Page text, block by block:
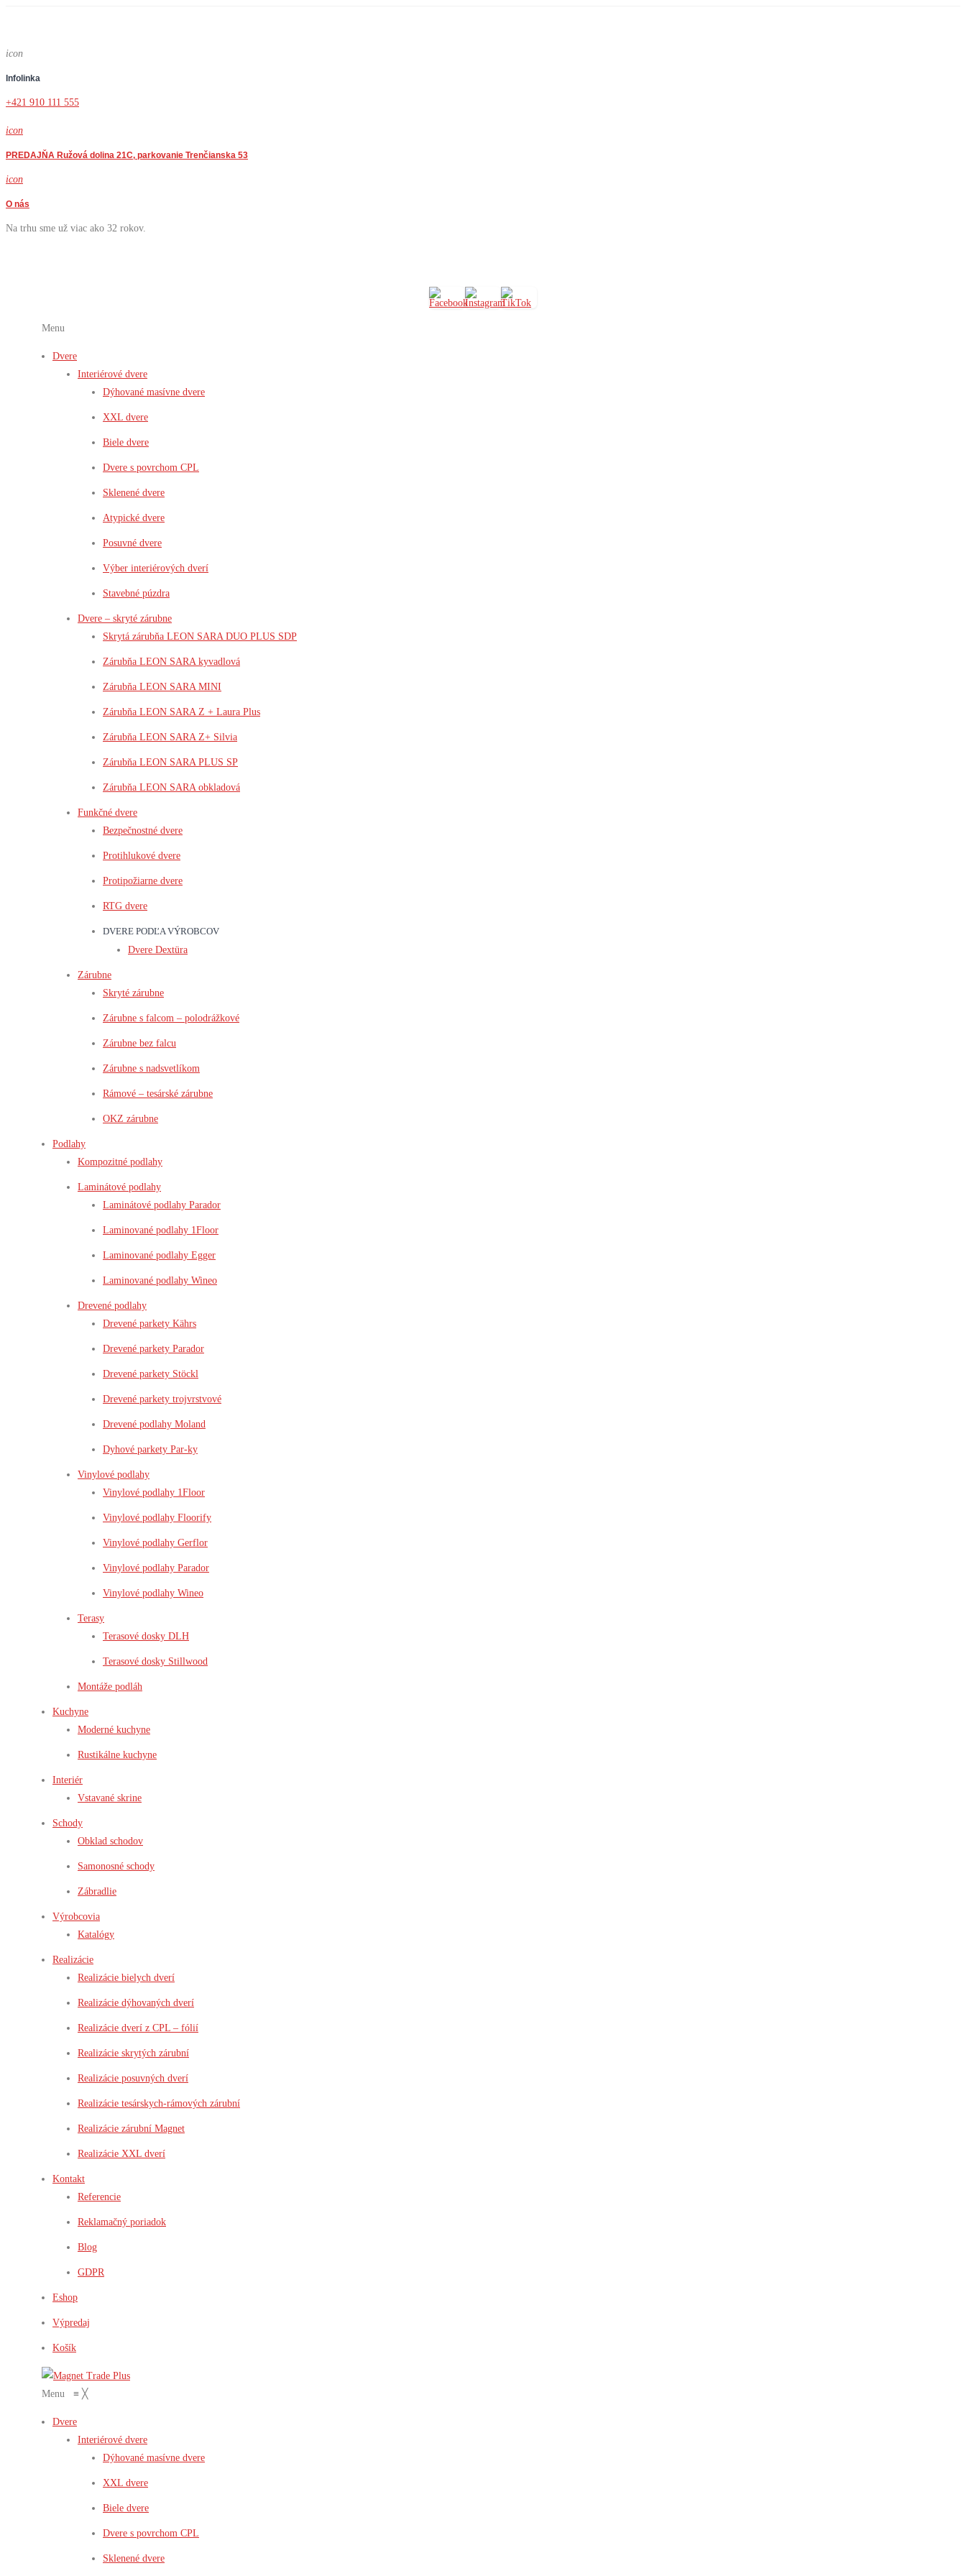
icon
Infolinka
+421 910 111 555
icon
PREDAJŇA Ružová dolina 21C, parkovanie Trenčianska 53
icon
O nás
Na trhu sme už viac ako 32 rokov.
Menu
Dvere
Interiérové dvere
Dýhované masívne dvere
XXL dvere
Biele dvere
Dvere s povrchom CPL
Sklenené dvere
Atypické dvere
Posuvné dvere
Výber interiérových dverí
Stavebné púzdra
Dvere – skryté zárubne
Skrytá zárubňa LEON SARA DUO PLUS SDP
Zárubňa LEON SARA kyvadlová
Zárubňa LEON SARA MINI
Zárubňa LEON SARA Z + Laura Plus
Zárubňa LEON SARA Z+ Silvia
Zárubňa LEON SARA PLUS SP
Zárubňa LEON SARA obkladová
Funkčné dvere
Bezpečnostné dvere
Protihlukové dvere
Protipožiarne dvere
RTG dvere
DVERE PODĽA VÝROBCOV
Dvere Dextüra
Zárubne
Skryté zárubne
Zárubne s falcom – polodrážkové
Zárubne bez falcu
Zárubne s nadsvetlíkom
Rámové – tesárské zárubne
OKZ zárubne
Podlahy
Kompozitné podlahy
Laminátové podlahy
Laminátové podlahy Parador
Laminované podlahy 1Floor
Laminované podlahy Egger
Laminované podlahy Wineo
Drevené podlahy
Drevené parkety Kährs
Drevené parkety Parador
Drevené parkety Stöckl
Drevené parkety trojvrstvové
Drevené podlahy Moland
Dyhové parkety Par-ky
Vinylové podlahy
Vinylové podlahy 1Floor
Vinylové podlahy Floorify
Vinylové podlahy Gerflor
Vinylové podlahy Parador
Vinylové podlahy Wineo
Terasy
Terasové dosky DLH
Terasové dosky Stillwood
Montáže podláh
Kuchyne
Moderné kuchyne
Rustikálne kuchyne
Interiér
Vstavané skrine
Schody
Obklad schodov
Samonosné schody
Zábradlie
Výrobcovia
Katalógy
Realizácie
Realizácie bielych dverí
Realizácie dýhovaných dverí
Realizácie dverí z CPL – fólií
Realizácie skrytých zárubní
Realizácie posuvných dverí
Realizácie tesárskych-rámových zárubní
Realizácie zárubní Magnet
Realizácie XXL dverí
Kontakt
Referencie
Reklamačný poriadok
Blog
GDPR
Eshop
Výpredaj
Košík
Menu ≡ ╳
Dvere
Interiérové dvere
Dýhované masívne dvere
XXL dvere
Biele dvere
Dvere s povrchom CPL
Sklenené dvere